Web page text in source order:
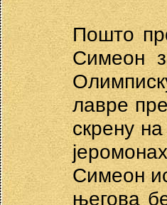
Пошто
Симеон
лавре
скрену
Симеон
његова